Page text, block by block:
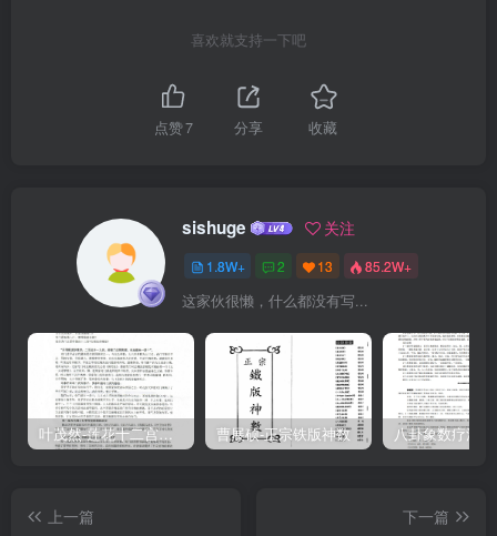
凡四十七章。自廿六章至四十七章為下箱。例全書内容乃由舊法戒辰
太乙天人五行諸家演合而成之斗數命理，經著者加以全部徽底改長之
喜欢就支持一下吧
点赞7 分享 收藏
sishuge 关注
1.8W+ 2 13 85.2W+
这家伙很懒，什么都没有写...
叶茂然-莲花十二宫佛家奇门面授及答疑 曹展硕-正宗铁版神数
上一篇
下一篇